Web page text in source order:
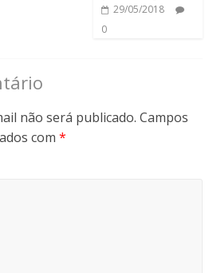
29/05/2018
0
não será publicado. Campos
com*